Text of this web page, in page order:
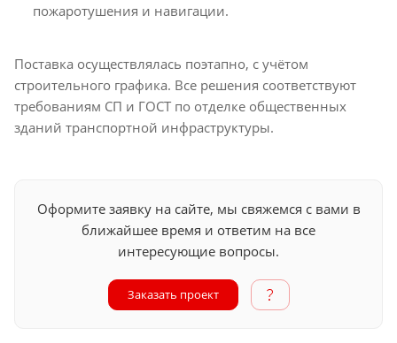
пожаротушения и навигации.
Поставка осуществлялась поэтапно, с учётом
строительного графика. Все решения соответствуют
требованиям СП и ГОСТ по отделке общественных
зданий транспортной инфраструктуры.
Оформите заявку на сайте, мы свяжемся с вами в
ближайшее время и ответим на все
интересующие вопросы.
Заказать проект